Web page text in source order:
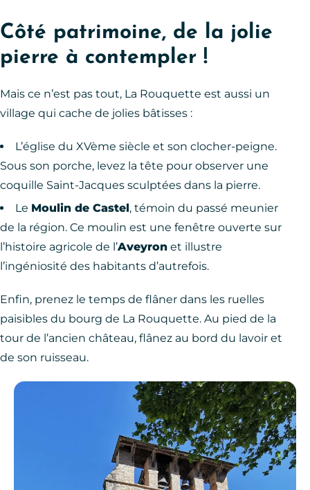
Côté patrimoine, de la jolie
pierre à contempler !
Mais ce n’est pas tout, La Rouquette est aussi un
village qui cache de jolies bâtisses :
L’église du XVème siècle et son clocher-peigne.
Sous son porche, levez la tête pour observer une
coquille Saint-Jacques sculptées dans la pierre.
Le Moulin de Castel, témoin du passé meunier
de la région. Ce moulin est une fenêtre ouverte sur
l’histoire agricole de l’Aveyron et illustre
l’ingéniosité des habitants d’autrefois.
Enfin, prenez le temps de flâner dans les ruelles
paisibles du bourg de La Rouquette. Au pied de la
tour de l’ancien château, flânez au bord du lavoir et
de son ruisseau.